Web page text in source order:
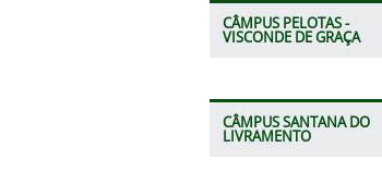
CÂMPUS PELOTAS -
VISCONDE DE GRAÇA
CÂMPUS SANTANA DO
LIVRAMENTO